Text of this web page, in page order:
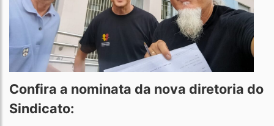
Confira a nominata da nova diretoria do
Sindicato: